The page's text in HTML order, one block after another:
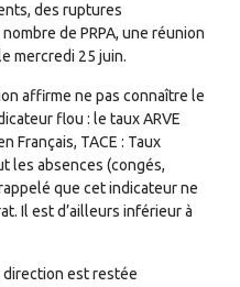
des ruptures
de PRPA, une réunion
mercredi 25 juin.
affirme ne pas connaître le
flou : le taux ARVE
Français, TACE : Taux
les absences (congés,
que cet indicateur ne
Il est d’ailleurs inférieur à
direction est restée